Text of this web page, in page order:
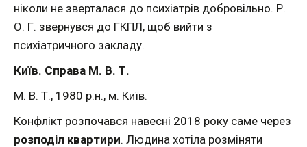
ніколи не зверталася до психіатрів добровільно. Р.
О. Г. звернувся до ГКПЛ, щоб вийти з
психіатричного закладу.
Київ. Справа М. В. Т.
М. В. Т., 1980 р.н., м. Київ.
Конфлікт розпочався навесні 2018 року саме через
розподіл квартири. Людина хотіла розміняти